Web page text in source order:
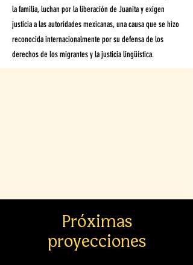
la familia, luchan por la liberación de Juanita y exigen
justicia a las autoridades mexicanas, una causa que se hizo
reconocida internacionalmente por su defensa de los
derechos de los migrantes y la justicia lingüística.
Próximas
proyecciones